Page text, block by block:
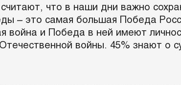
что в наши дни важно
– это самая большая Победа
война и Победа в ней имеют
войны. 45% знают о